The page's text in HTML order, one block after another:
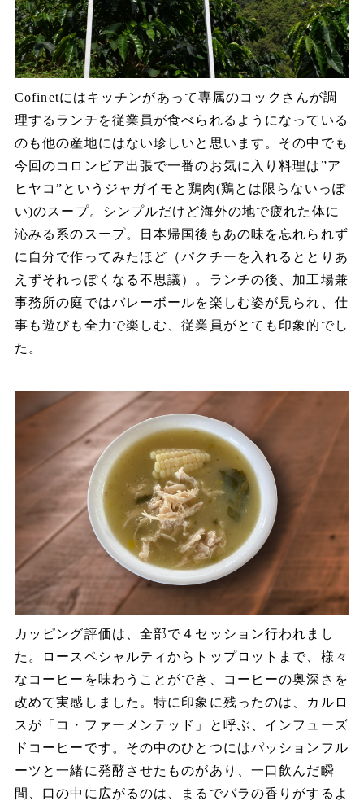
Cofinetにはキッチンがあって専属のコックさんが調
理するランチを従業員が食べられるようになっている
のも他の産地にはない珍しいと思います。その中でも
今回のコロンビア出張で一番のお気に入り料理は”ア
ヒヤコ”というジャガイモと鶏肉(鶏とは限らないっぽ
い)のスープ。シンプルだけど海外の地で疲れた体に
沁みる系のスープ。日本帰国後もあの味を忘れられず
に自分で作ってみたほど（パクチーを入れるととりあ
えずそれっぽくなる不思議）。 ランチの後、加工場兼
事務所の庭ではバレーボールを楽しむ姿が見られ、仕
事も遊びも全力で楽しむ、従業員がとても印象的でし
た。
カッピング評価は、全部で４セッション行われまし
た。ロースペシャルティからトップロットまで、様々
なコーヒーを味わうことができ、コーヒーの奥深さを
改めて実感しました。特に印象に残ったのは、カルロ
スが「コ・ファーメンテッド」と呼ぶ、インフューズ
ドコーヒーです。その中のひとつにはパッションフル
ーツと一緒に発酵させたものがあり、一口飲んだ瞬
間、口の中に広がるのは、まるでバラの香りがするよ